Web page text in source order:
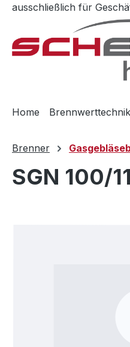
Hauptinhalt springen
Zur Suche springen
Zur Hauptnavigation
ausschließlich für
Home Brennwerttechnik
Brenner
SGN 100/